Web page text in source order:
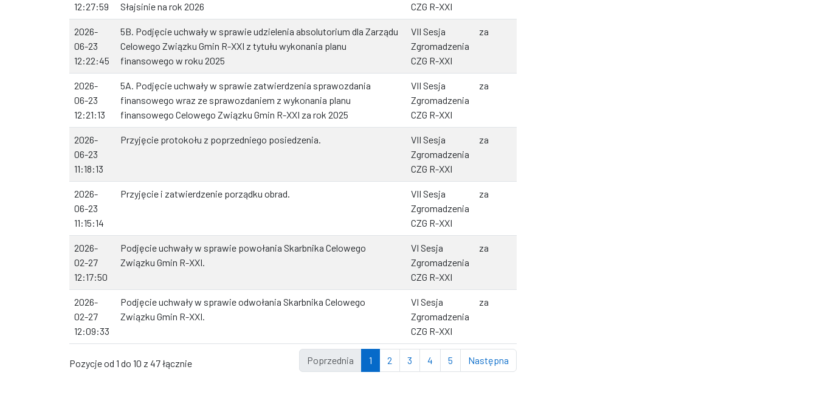
12:27:59
Słajsinie na rok 2026
CZG R-XXI
2026-
06-23
12:22:45
5B. Podjęcie uchwały w sprawie udzielenia absolutorium dla Zarządu
Celowego Związku Gmin R-XXI z tytułu wykonania planu
finansowego w roku 2025
VII Sesja
Zgromadzenia
CZG R-XXI
za
2026-
06-23
12:21:13
5A. Podjęcie uchwały w sprawie zatwierdzenia sprawozdania
finansowego wraz ze sprawozdaniem z wykonania planu
finansowego Celowego Związku Gmin R-XXI za rok 2025
VII Sesja
Zgromadzenia
CZG R-XXI
za
2026-
06-23
11:18:13
Przyjęcie protokołu z poprzedniego posiedzenia.
VII Sesja
Zgromadzenia
CZG R-XXI
za
2026-
06-23
11:15:14
Przyjęcie i zatwierdzenie porządku obrad.
VII Sesja
Zgromadzenia
CZG R-XXI
za
2026-
02-27
12:17:50
Podjęcie uchwały w sprawie powołania Skarbnika Celowego
Związku Gmin R-XXI.
VI Sesja
Zgromadzenia
CZG R-XXI
za
2026-
02-27
12:09:33
Podjęcie uchwały w sprawie odwołania Skarbnika Celowego
Związku Gmin R-XXI.
VI Sesja
Zgromadzenia
CZG R-XXI
za
Pozycje od 1 do 10 z 47 łącznie Poprzednia 1 2 3 4 5 Następna